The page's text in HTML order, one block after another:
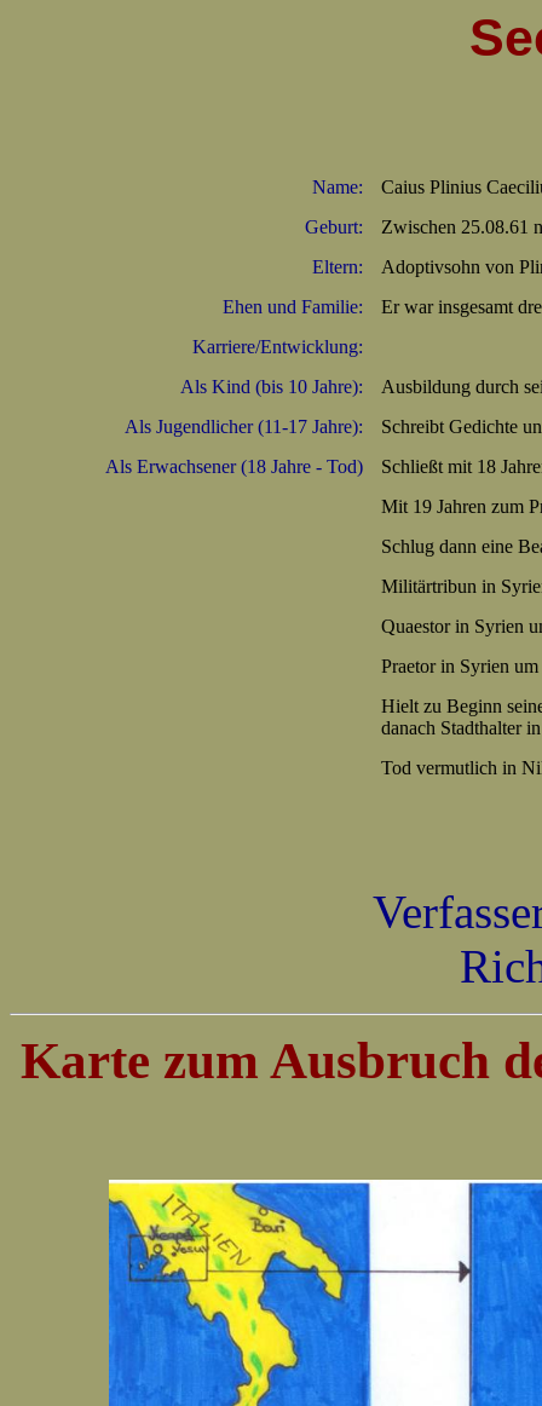
Name:
Caius Plinius
Geburt:
Zwischen 25.08.61
Eltern:
Adoptivsohn von
Ehen und Familie:
Er war insgesamt
Karriere/Entwicklung:
Als Kind (bis 10 Jahre):
Ausbildung durch
Als Jugendlicher (11-17 Jahre):
Schreibt Gedichte
Als Erwachsener (18 Jahre - Tod)
Schließt mit 18
Mit 19 Jahren zum
Schlug dann eine
Militärtribun in
Quaestor in Syrien
Praetor in Syrien
Hielt zu Beginn
danach Stadthalter
Tod vermutlich in
Karte zum Ausbruch